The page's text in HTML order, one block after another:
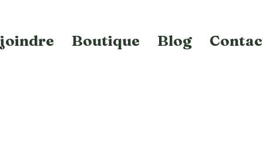
Boutique Blog